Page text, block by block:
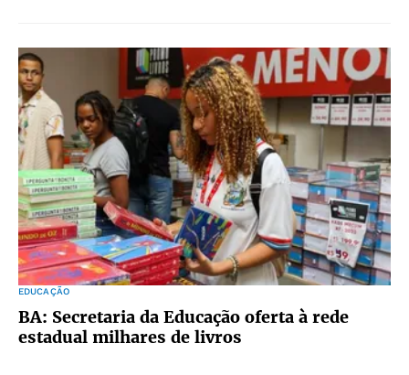
EDUCAÇÃO
BA: Secretaria da Educação oferta à rede
estadual milhares de livros